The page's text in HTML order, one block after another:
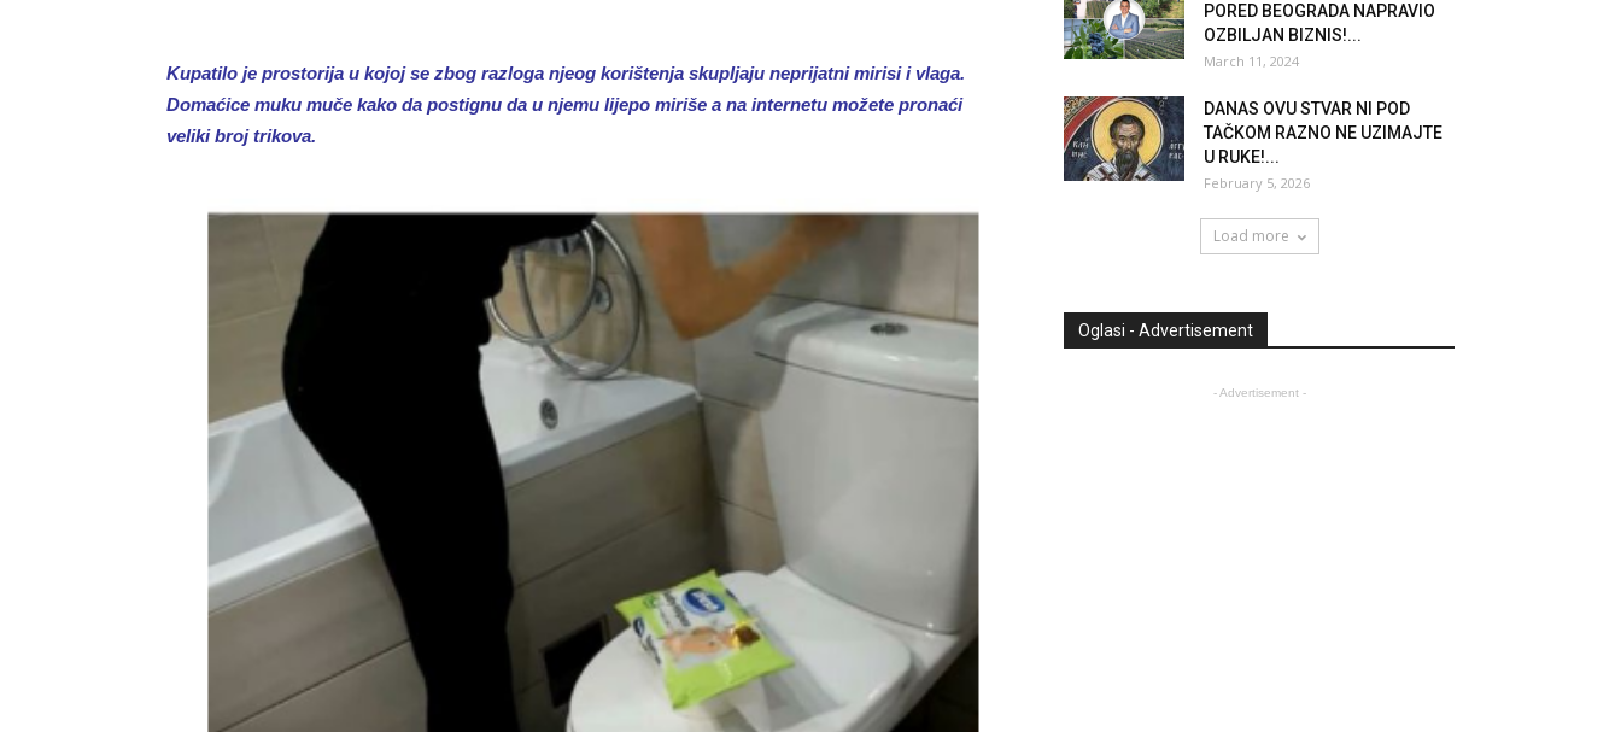
Kupatilo je prostorija u kojoj se zbog razloga njeog korištenja skupljaju neprijatni mirisi i vlaga.
Domaćice muku muče kako da postignu da u njemu lijepo miriše a na internetu možete pronaći
veliki broj trikova.
PORED BEOGRADA NAPRAVIO
OZBILJAN BIZNIS!...
March 11, 2024
DANAS OVU STVAR NI POD
TAČKOM RAZNO NE UZIMAJTE
U RUKE!...
February 5, 2026
Load more
Oglasi - Advertisement
- Advertisement -